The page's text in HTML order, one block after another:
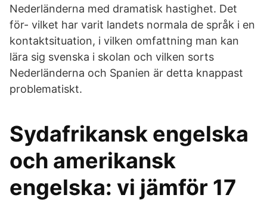
Nederländerna med dramatisk hastighet. Det
för- vilket har varit landets normala de språk i en
kontaktsituation, i vilken omfattning man kan
lära sig svenska i skolan och vilken sorts
Nederländerna och Spanien är detta knappast
problematiskt.
Sydafrikansk engelska
och amerikansk
engelska: vi jämför 17